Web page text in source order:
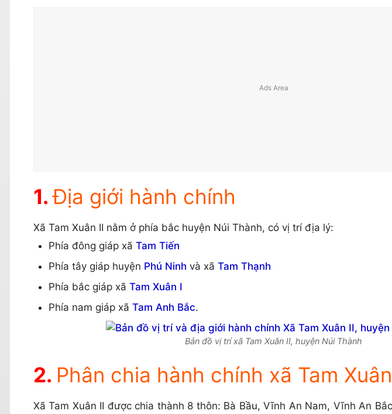
Địa giới hành chính
Xã Tam Xuân II nằm ở phía bắc huyện Núi Thành, có vị trí địa lý:
Phía đông giáp xã Tam Tiến
Phía tây giáp huyện Phú Ninh và xã Tam Thạnh
Phía bắc giáp xã Tam Xuân I
Phía nam giáp xã Tam Anh Bắc.
Bản đồ vị trí xã Tam Xuân II, huyện Núi Thành
Phân chia hành chính xã Tam
Xã Tam Xuân II được chia thành 8 thôn: Bà Bầu, Vĩnh An Nam, Vĩnh An